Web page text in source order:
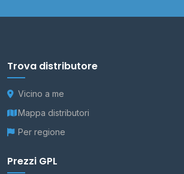
Trova distributore
Vicino a me
Mappa distributori
Per regione
Prezzi GPL